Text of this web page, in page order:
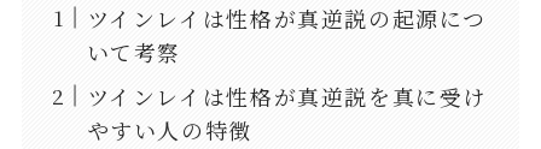
ツインレイは性格が真逆説の起源につ
いて考察
ツインレイは性格が真逆説を真に受け
やすい人の特徴